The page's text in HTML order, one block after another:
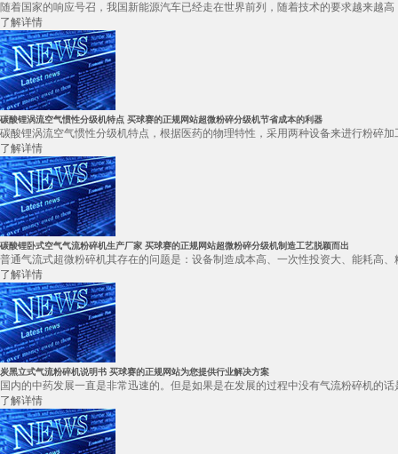
随着国家的响应号召，我国新能源汽车已经走在世界前列，随着技术的要求越来越
了解详情
碳酸锂涡流空气惯性分级机特点 买球赛的正规网站超微粉碎分级机节省成本的利器
碳酸锂涡流空气惯性分级机特点，根据医药的物理特性，采用两种设备来进行粉碎
了解详情
碳酸锂卧式空气气流粉碎机生产厂家 买球赛的正规网站超微粉碎分级机制造工艺脱颖而出
普通气流式超微粉碎机其存在的问题是：设备制造成本高、一次性投资大、能耗高
了解详情
炭黑立式气流粉碎机说明书 买球赛的正规网站为您提供行业解决方案
国内的中药发展一直是非常迅速的。但是如果是在发展的过程中没有气流粉碎机的
了解详情